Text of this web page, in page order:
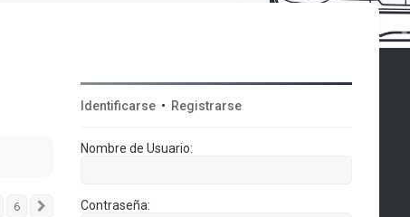
6 Siguiente
Identificarse • Registrarse
Nombre de Usuario:
Contraseña: